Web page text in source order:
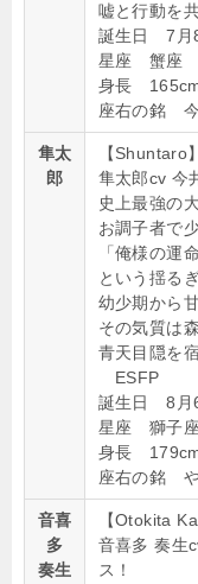
嘘と行動を
誕生日 7月
星座 蟹座
身長
座右の銘 今
隼太
郎
【Shuntaro】
隼太郎cv 今
史上最強の
お調子者で
「俺様の運
という揺る
幼少期から
その気質は
青天目隠を
ESFP
誕生日 8月
星座 獅子座
身長
座右の銘 や
音喜
多
奏生
【Otokita
音喜多 奏生
ス！